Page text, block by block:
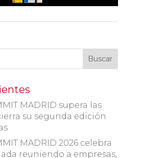
Buscar
MADRID supera las
su segunda edición
MADRID 2026 celebra
reuniendo a empresas,